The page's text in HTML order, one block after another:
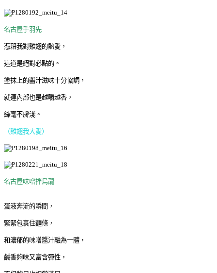
名古屋手羽先
憑藉我對雞翅的熱愛，
這道是絕對必點的。
塗抹上的醬汁滋味十分協調，
就連內部也是越嚼越香，
絲毫不膚淺。
（雞翅我大愛）
名古屋味噌拌烏龍
蛋液奔流的瞬間，
緊緊包裹住麵條，
和濃郁的味噌醬汁融為一體，
鹹香夠味又富含彈性，